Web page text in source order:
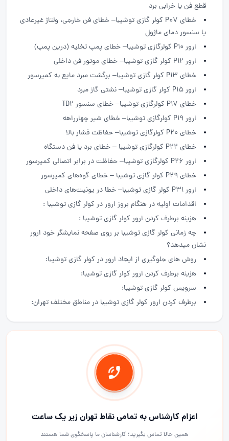
قطع فن یا خرابی برد
خطای P07 کولر گازی توشیبا– خطای فن خارجی، ولتاژ غیرعادی
یا سنسور دمای ماژول
ارور P10 کولرگازی توشیبا– خطای پمپ تخلیه (درین پمپ)
ارور P12 کولر گازی توشیبا– خطای موتور فن داخلی
خطای P13 کولر گازی توشیبا– برگشت مبرد مایع به کمپرسور
ارور P15 کولر گازی توشیبا– نشتی گاز مبرد
خطای P17 کولرگازی توشیبا– خطای سنسور TD2
ارور P19 کولرگازی توشیبا– خطای شیر چهارراهه
خطای P20 کولرگازی توشیبا– حفاظت فشار بالا
خطای P22 کولرگازی توشیبا – خطای برد یا فن دستگاه
ارور P26 کولرگازی توشیبا– حفاظت در برابر اتصالی کمپرسور
خطای P29 کولر گازی توشیبا – خطای گوه‌های کمپرسور
ارور P31 کولر گازی توشیبا– خطا در یونیت‌های داخلی
اقدامات اولیه در هنگام بروز ارور در کولر گازی توشیبا :
هزینه برطرف کردن ارور کولر گازی توشیبا :
چه زمانی کولر گازی توشیبا بر روی صفحه نمایشگر خود ارور
نشان میدهد؟
روش های جلوگیری از ایجاد ارور در کولر گازی توشیبا:
هزینه برطرف کردن ارور کولر گازی توشیبا:
سرویس کولر گازی توشیبا:
برطرف کردن ارور کولر گازی توشیبا در مناطق مختلف تهران:
اعزام کارشناس به تمامی نقاط تهران زیر یک ساعت
همین حالا تماس بگیرید؛ کارشناسان ما پاسخگوی شما هستند